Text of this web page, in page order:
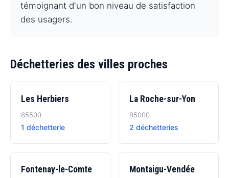
témoignant d'un bon niveau de satisfaction
des usagers.
Déchetteries des villes proches
Les Herbiers
85500
1 déchetterie
La Roche-sur-Yon
85000
2 déchetteries
Fontenay-le-Comte Montaigu-Vendée